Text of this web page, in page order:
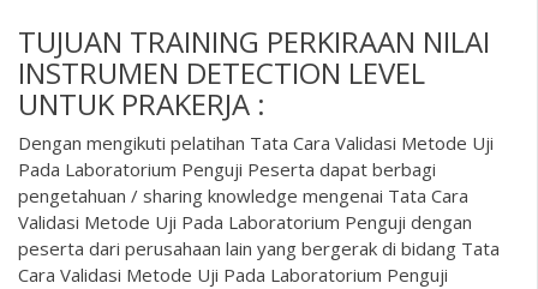
TUJUAN TRAINING PERKIRAAN NILAI
INSTRUMEN DETECTION LEVEL
UNTUK PRAKERJA :
Dengan mengikuti pelatihan Tata Cara Validasi Metode Uji
Pada Laboratorium Penguji Peserta dapat berbagi
pengetahuan / sharing knowledge mengenai Tata Cara
Validasi Metode Uji Pada Laboratorium Penguji dengan
peserta dari perusahaan lain yang bergerak di bidang Tata
Cara Validasi Metode Uji Pada Laboratorium Penguji